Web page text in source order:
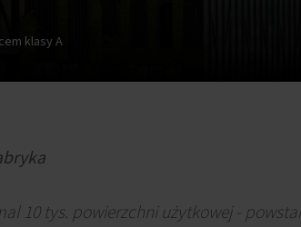
klasy A
10 tys. powierzchni użytkowej -